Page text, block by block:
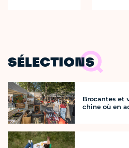
SÉLECTIONS
Brocantes et
chine où en